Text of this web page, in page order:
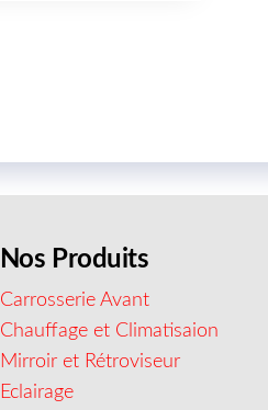
Nos Produits
Carrosserie Avant
Chauffage et Climatisaion
Mirroir et Rétroviseur
Eclairage